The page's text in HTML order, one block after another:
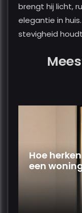
brengt hij licht,
elegantie in
stevigheid
Hoe
een